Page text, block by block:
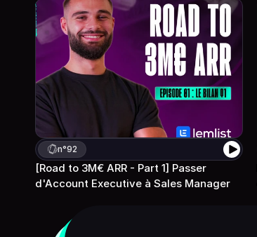
n°92
[Road to 3M€ ARR - Part 1] Passer
d'Account Executive à Sales Manager